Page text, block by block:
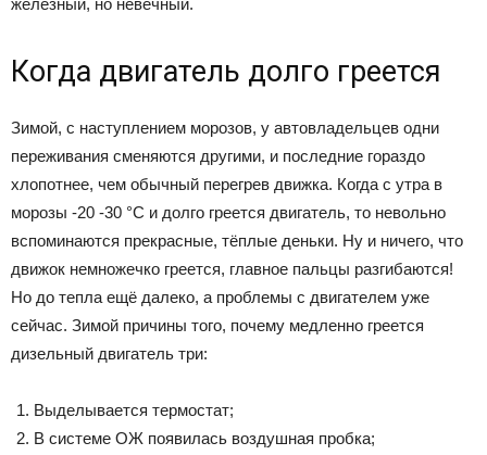
Когда двигатель долго греется
Зимой, с наступлением морозов, у автовладельцев одни
переживания сменяются другими, и последние гораздо
хлопотнее, чем обычный перегрев движка. Когда с утра в
морозы -20 -30 °C и долго греется двигатель, то невольно
вспоминаются прекрасные, тёплые деньки. Ну и ничего, что
движок немножечко греется, главное пальцы разгибаются!
Но до тепла ещё далеко, а проблемы с двигателем уже
сейчас. Зимой причины того, почему медленно греется
дизельный двигатель три:
Выделывается термостат;
В системе ОЖ появилась воздушная пробка;